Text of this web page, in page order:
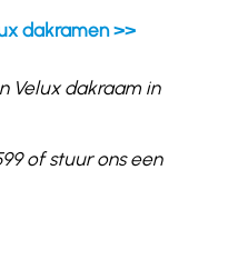
dakramen >>
Velux dakraam in
of stuur ons een